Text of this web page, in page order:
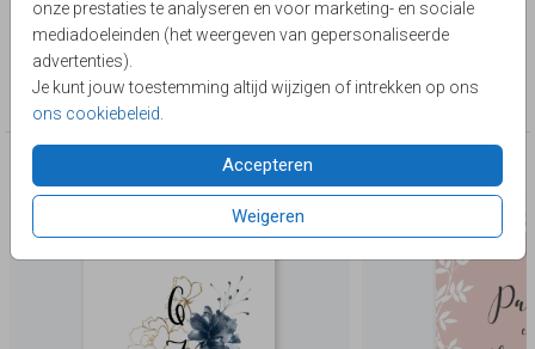
onze prestaties te analyseren en voor marketing- en sociale
mediadoeleinden (het weergeven van gepersonaliseerde
advertenties).
Je kunt jouw toestemming altijd wijzigen of intrekken op ons
ons cookiebeleid
Accepteren
Weigeren
Lievez
Collectie
12,5 jaar getrouwd
Deze producten zijn wellicht ook iets voor je